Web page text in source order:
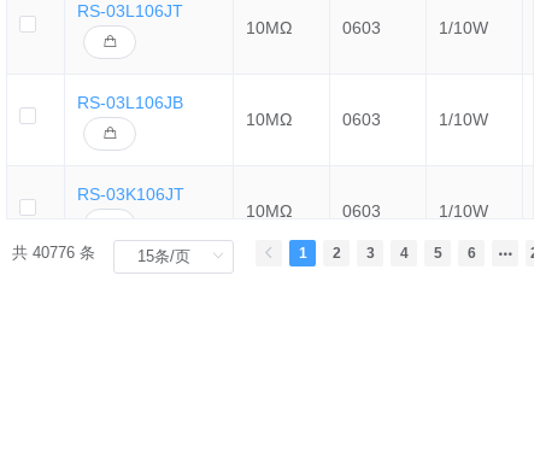
RS-03L106JT
10MΩ
0603 1/10W
RS-03L106JB
10MΩ
0603 1/10W
RS-03K106JT
10MΩ
0603 1/10W
共 40776 条 1 2 3 4 5 6